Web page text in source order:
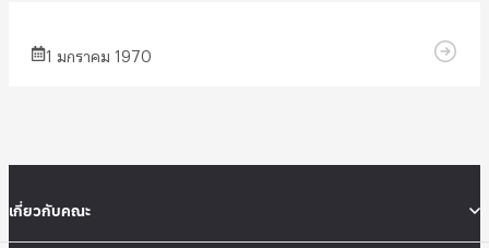
1 มกราคม 1970
เกี่ยวกับคณะ